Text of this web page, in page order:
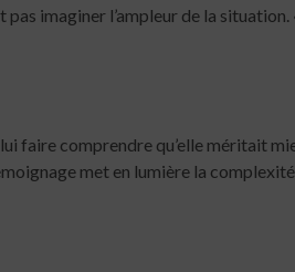
imaginer l’ampleur de la situation.
faire comprendre qu’elle méritait
met en lumière la